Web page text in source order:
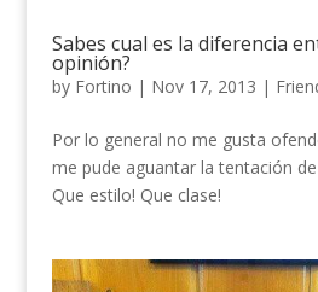
Sabes cual es la diferencia
opinión?
by Fortino | Nov 17, 2013 |
Por lo general no me gusta
me pude aguantar la tentación
Que estilo! Que clase!